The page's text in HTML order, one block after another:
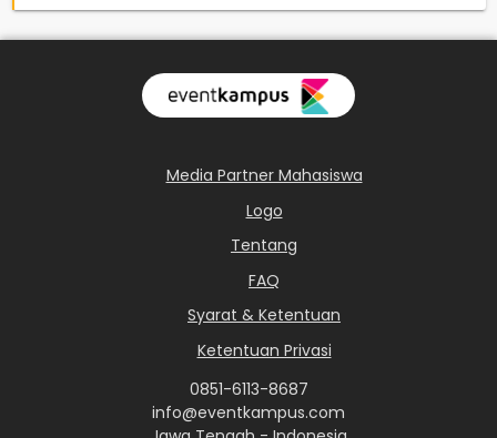
Media Partner Mahasiswa
Logo
Tentang
FAQ
Syarat & Ketentuan
Ketentuan Privasi
0851-6113-8687
info@eventkampus.com